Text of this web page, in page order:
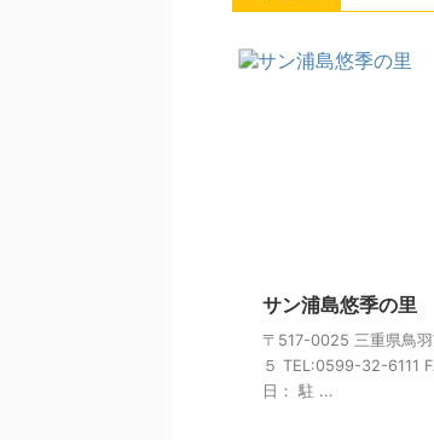
サン浦島悠季の里
〒517-0025 三重県鳥
５ TEL:0599-32-6111
日： 駐 ...